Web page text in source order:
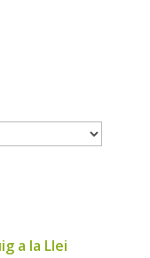
a la Llei